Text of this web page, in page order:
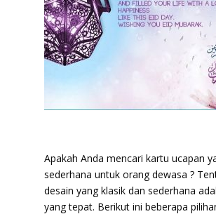
Apakah Anda mencari kartu ucapan
sederhana untuk orang dewasa ?
desain yang klasik dan sederhana
yang tepat. Berikut ini beberapa